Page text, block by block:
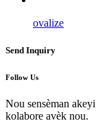
ovalize
Send Inquiry
Follow Us
Nou sensèman
kolabore avèk nou.